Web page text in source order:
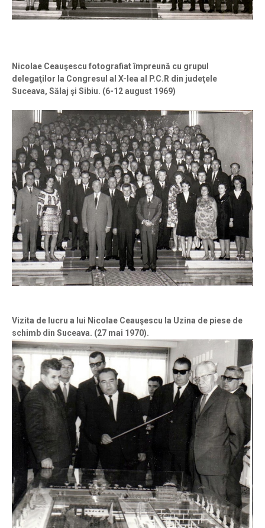
Nicolae Ceauşescu fotografiat împreună cu grupul
delegaţilor la Congresul al X-lea al P.C.R din judeţele
Suceava, Sălaj şi Sibiu. (6-12 august 1969)
Vizita de lucru a lui Nicolae Ceauşescu la Uzina de piese de
schimb din Suceava. (27 mai 1970).